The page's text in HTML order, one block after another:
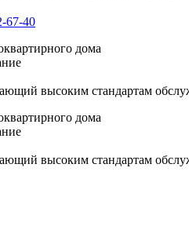
67-40
дома
высоким стандартам
дома
высоким стандартам